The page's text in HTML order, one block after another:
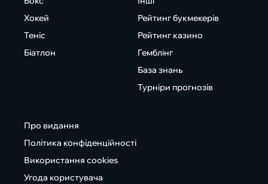
Хокей
Теніс
Біатлон
Рейтинг букмекерів
Рейтинг казино
Гемблінг
База знань
Турніри прогнозів
Про видання
Політика конфіденційності
Використання cookies
Угода користувача